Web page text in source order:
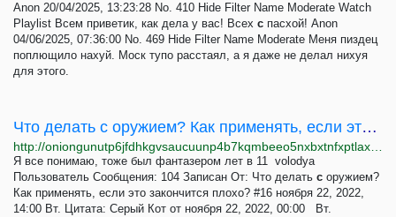
Anon 20/04/2025, 13:23:28 No. 410 Hide Filter Name Moderate Watch
Playlist Всем приветик, как дела у вас! Всех с пасхой! Anon
04/06/2025, 07:36:00 No. 469 Hide Filter Name Moderate Меня пиздец
поплющило нахуй. Моск тупо расстаял, а я даже не делал нихуя
для этого.
Что делать с оружием? Как применять, если это закончится плохо? - Страница 2
Я все понимаю, тоже был фантазером лет в 11 volodya
Пользователь Сообщения: 104 Записан От: Что делать с оружием?
Как применять, если это закончится плохо? #16 ноября 22, 2022,
14:00 Вт. Цитата: Серый Кот от ноября 22, 2022, 00:00 Вт.